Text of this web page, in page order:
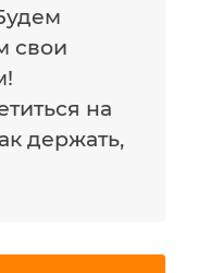
свои
на
держать,